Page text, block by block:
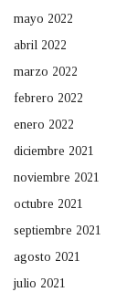
mayo 2022
abril 2022
marzo 2022
febrero 2022
enero 2022
diciembre 2021
noviembre 2021
octubre 2021
septiembre 2021
agosto 2021
julio 2021